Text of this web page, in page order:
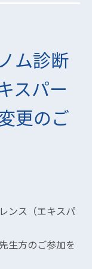
ム診断
スパー
更のご
ンス（エキスパ
生方のご参加を